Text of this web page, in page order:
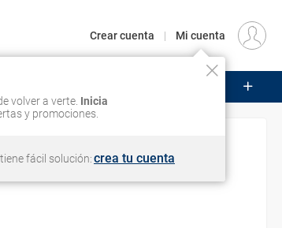
Crear cuenta | Mi cuenta
volver a verte. Inicia
y promociones.
fácil solución:crea tu cuenta
Cracovia